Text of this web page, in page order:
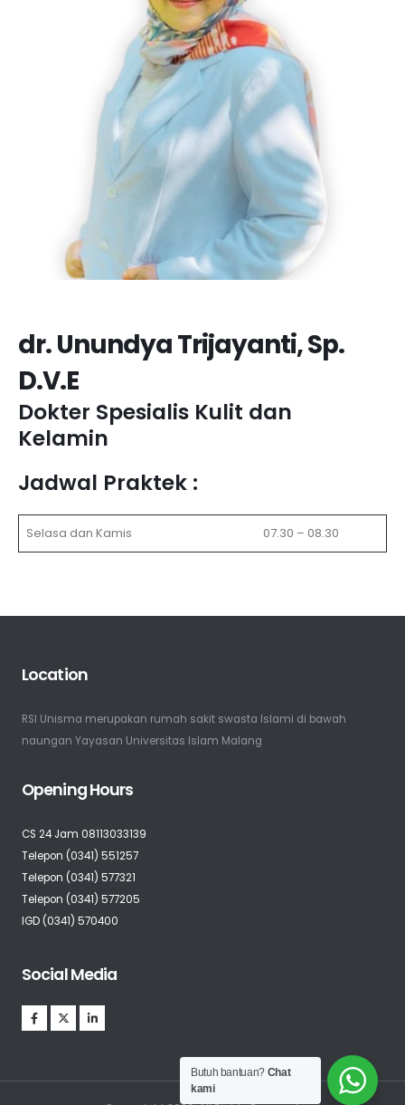
dr. Unundya Trijayanti, Sp.
D.V.E
Dokter Spesialis Kulit dan
Kelamin
Jadwal Praktek :
Selasa dan Kamis 07.30 – 08.30
Location
RSI Unisma merupakan rumah sakit swasta Islami di bawah
naungan Yayasan Universitas Islam Malang
Opening Hours
CS 24 Jam 08113033139
Telepon (0341) 551257
Telepon (0341) 577321
Telepon (0341) 577205
IGD (0341) 570400
Social Media
Butuh bantuan? Chat
kami